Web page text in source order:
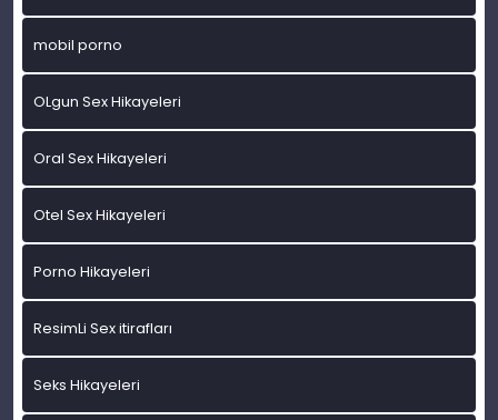
mobil porno
OLgun Sex Hikayeleri
Oral Sex Hikayeleri
Otel Sex Hikayeleri
Porno Hikayeleri
ResimLi Sex itirafları
Seks Hikayeleri